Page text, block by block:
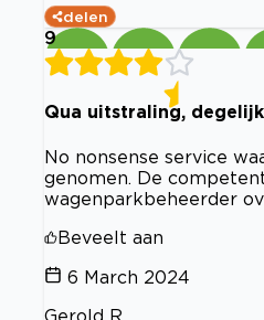
delen
9
Qua uitstraling,
No nonsense service
genomen. De
wagenparkbeheerder
Beveelt aan
6 March 2024
Gerold R.